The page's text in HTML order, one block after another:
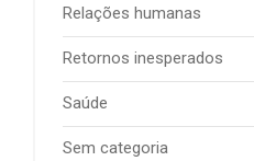
Relações humanas
Retornos inesperados
Saúde
Sem categoria